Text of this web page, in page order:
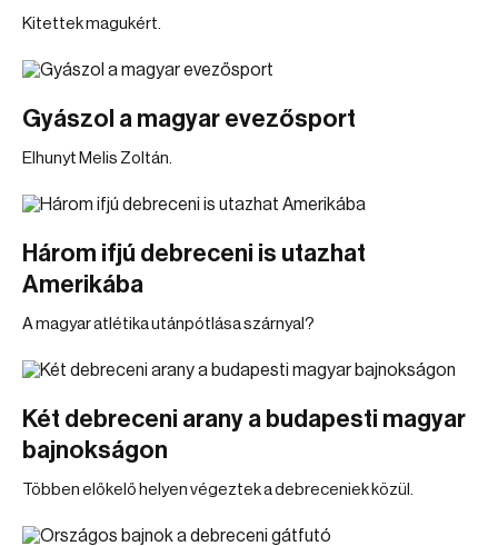
Kitettek magukért.
Gyászol a magyar evezősport
Elhunyt Melis Zoltán.
Három ifjú debreceni is utazhat
Amerikába
A magyar atlétika utánpótlása szárnyal?
Két debreceni arany a budapesti magyar
bajnokságon
Többen előkelő helyen végeztek a debreceniek közül.